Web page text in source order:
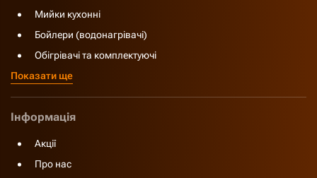
Мийки кухонні
Бойлери (водонагрівачі)
Обігрівачі та комплектуючі
Показати ще
Інформація
Акції
Про нас